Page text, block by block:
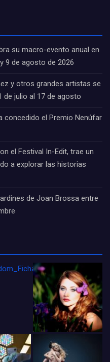
su macro-evento anual en
9 de agosto de 2026
y otros grandes artistas se
de julio al 17 de agosto
concedido el Premio Nenúfar
el Festival In-Edit, trae un
a explorar las historias
de Joan Brossa entre